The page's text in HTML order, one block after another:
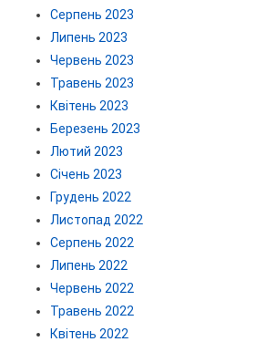
Серпень 2023
Липень 2023
Червень 2023
Травень 2023
Квітень 2023
Березень 2023
Лютий 2023
Січень 2023
Грудень 2022
Листопад 2022
Серпень 2022
Липень 2022
Червень 2022
Травень 2022
Квітень 2022